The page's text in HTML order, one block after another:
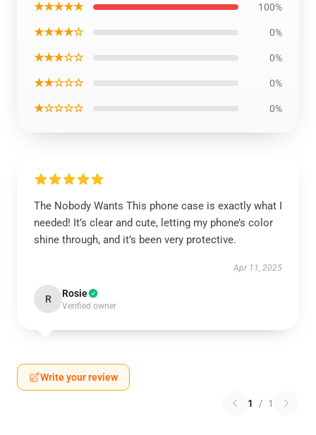
★★★★★ 100%
★★★★☆ 0%
★★★☆☆ 0%
★★☆☆☆ 0%
★☆☆☆☆ 0%
The Nobody Wants This phone case is exactly what I
needed! It’s clear and cute, letting my phone’s color
shine through, and it’s been very protective.
Apr 11, 2025
R Rosie
Verified owner
Write your review
1 / 1